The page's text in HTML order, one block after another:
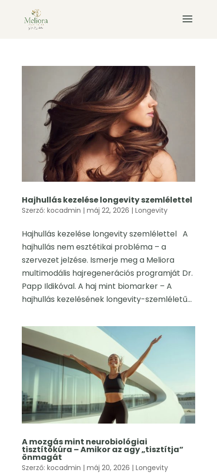
Hajhullás kezelése longevity szemlélettel
Szerző: kocadmin | máj 22, 2026 | Longevity
Hajhullás kezelése longevity szemlélettel A
hajhullás nem esztétikai probléma – a
szervezet jelzése. Ismerje meg a Meliora
multimodális hajregenerációs programját Dr.
Papp Ildikóval. A haj mint biomarker – A
hajhullás kezelésének longevity-szemléletű...
A mozgás mint neurobiológiai
tisztítókúra – Amikor az agy „tisztítja”
önmagát
Szerző: kocadmin | máj 20, 2026 | Longevity